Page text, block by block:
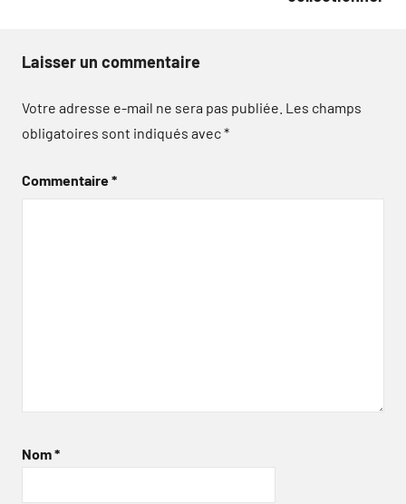
Laisser un commentaire
Votre adresse e-mail ne sera pas publiée. Les champs
obligatoires sont indiqués avec*
Commentaire*
Nom*